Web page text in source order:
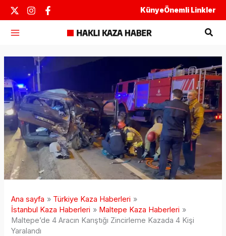
İçeriğe
atla
KünyeÖnemli Linkler
Ana sayfa
Türkiye Kaza Haberleri
İstanbul Kaza Haberleri
Maltepe Kaza Haberleri
Maltepe’de 4 Aracın Karıştığı Zincirleme Kazada 4 Kişi
Yaralandı